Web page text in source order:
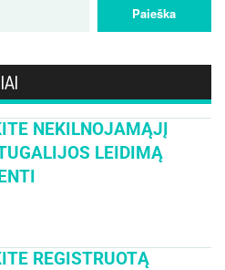
NEKILNOJAMĄJĮ
LEIDIMĄ
REGISTRUOTĄ